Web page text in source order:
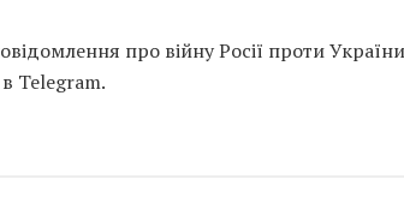
про війну Росії проти
Telegram.